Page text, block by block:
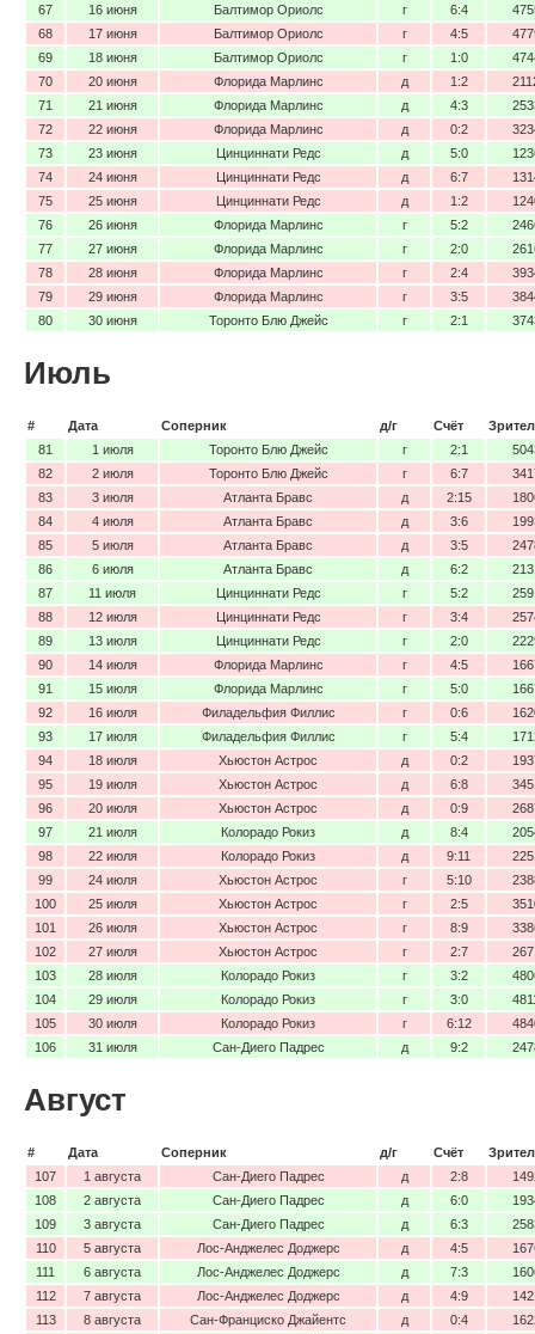
67 16 июня Балтимор Ориолс г 6:4
68
17 июня Балтимор Ориолс г 4:5
69
18 июня Балтимор Ориолс г 1:0
70
20 июня Флорида Марлинс д 1:2
71
21 июня Флорида Марлинс д 4:3
72
22 июня Флорида Марлинс д 0:2
73
23 июня Цинциннати Редс д 5:0
74
24 июня Цинциннати Редс д 6:7
75
25 июня Цинциннати Редс д 1:2
76
26 июня Флорида Марлинс г 5:2
77
27 июня Флорида Марлинс г 2:0
78
28 июня Флорида Марлинс г 2:4
79
29 июня Флорида Марлинс г 3:5
80
30 июня Торонто Блю Джейс г 2:1
Июль
# Дата Соперник д/г Счёт
81
1 июля Торонто Блю Джейс г 2:1
82
2 июля Торонто Блю Джейс г 6:7
83
3 июля Атланта Бравс д 2:15
84
4 июля Атланта Бравс д 3:6
85
5 июля Атланта Бравс д 3:5
86
6 июля Атланта Бравс д 6:2
87
11 июля Цинциннати Редс г 5:2
88
12 июля Цинциннати Редс г 3:4
89
13 июля Цинциннати Редс г 2:0
90
14 июля Флорида Марлинс г 4:5
91
15 июля Флорида Марлинс г 5:0
92
16 июля Филадельфия Филлис г 0:6
93
17 июля Филадельфия Филлис г 5:4
94
18 июля Хьюстон Астрос д 0:2
95
19 июля Хьюстон Астрос д 6:8
96
20 июля Хьюстон Астрос д 0:9
97
21 июля Колорадо Рокиз д 8:4
98
22 июля Колорадо Рокиз д 9:11
99
24 июля Хьюстон Астрос г 5:10
100
25 июля Хьюстон Астрос г 2:5
101
26 июля Хьюстон Астрос г 8:9
102
27 июля Хьюстон Астрос г 2:7
103
28 июля Колорадо Рокиз г 3:2
104
29 июля Колорадо Рокиз г 3:0
105
30 июля Колорадо Рокиз г 6:12
106
31 июля Сан-Диего Падрес д 9:2
Август
# Дата Соперник д/г Счёт
107
1 августа Сан-Диего Падрес д 2:8
108
2 августа Сан-Диего Падрес д 6:0
109
3 августа Сан-Диего Падрес д 6:3
110
5 августа Лос-Анджелес Доджерс д 4:5
111
6 августа Лос-Анджелес Доджерс д 7:3
112
7 августа Лос-Анджелес Доджерс д 4:9
113
8 августа Сан-Франциско Джайентс д 0:4